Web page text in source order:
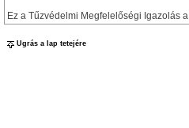
Ez a Tűzvédelmi Megfelelőségi Igazolás a
Ugrás a lap tetejére